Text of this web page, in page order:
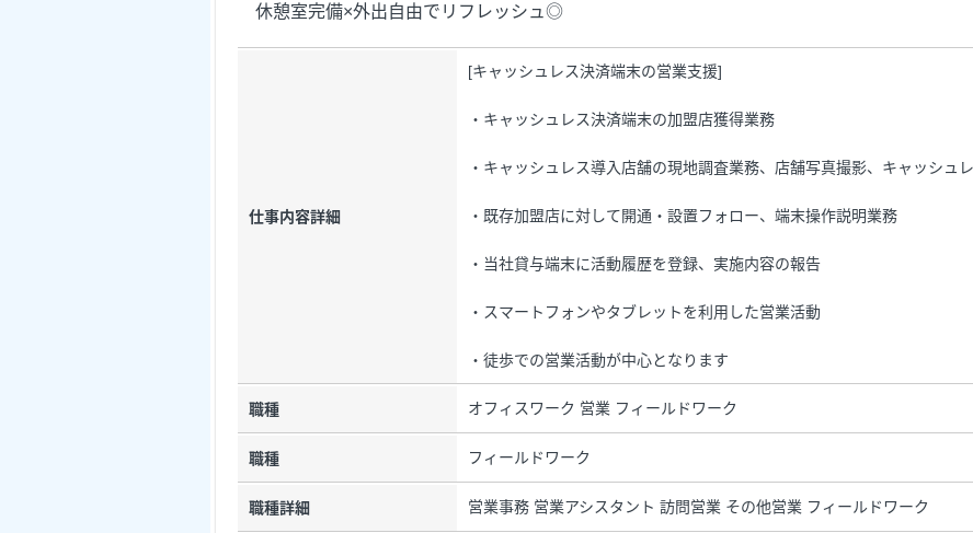
休憩室完備×外出自由でリフレッシュ◎
仕事内容詳細
[キャッシュレス決済端末の営業支援]
・キャッシュレス決済端末の加盟店獲得業務
・キャッシュレス導入店舗の現地調査業務、店舗写真撮影、キャッシュ
・既存加盟店に対して開通・設置フォロー、端末操作説明業務
・当社貸与端末に活動履歴を登録、実施内容の報告
・スマートフォンやタブレットを利用した営業活動
・徒歩での営業活動が中心となります
職種 オフィスワーク 営業 フィールドワーク
職種 フィールドワーク
職種詳細 営業事務 営業アシスタント 訪問営業 その他営業 フィールドワーク